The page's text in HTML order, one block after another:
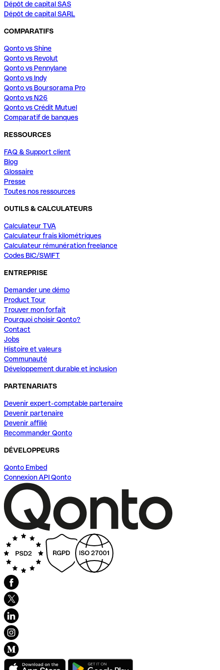
Dépôt de capital SAS
Dépôt de capital SARL
COMPARATIFS
Qonto vs Shine
Qonto vs Revolut
Qonto vs Pennylane
Qonto vs Indy
Qonto vs Boursorama Pro
Qonto vs N26
Qonto vs Crédit Mutuel
Comparatif de banques
RESSOURCES
FAQ & Support client
Blog
Glossaire
Presse
Toutes nos ressources
OUTILS & CALCULATEURS
Calculateur TVA
Calculateur frais kilométriques
Calculateur rémunération freelance
Codes BIC/SWIFT
ENTREPRISE
Demander une démo
Product Tour
Trouver mon forfait
Pourquoi choisir Qonto?
Contact
Jobs
Histoire et valeurs
Communauté
Développement durable et inclusion
PARTENARIATS
Devenir expert-comptable partenaire
Devenir partenaire
Devenir affilié
Recommander Qonto
DÉVELOPPEURS
Qonto Embed
Connexion API Qonto